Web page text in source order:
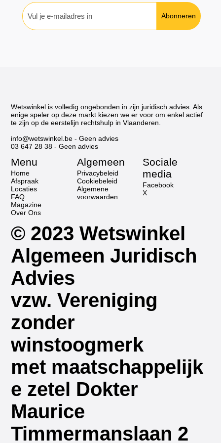
Abonneren
© 2023 Wetswinkel
Algemeen Juridisch
Advies
vzw. Vereniging
zonder
winstoogmerk
met maatschappelijk
e zetel Dokter
Maurice
Timmermanslaan 2
Wetswinkel is volledig ongebonden in zijn juridisch advies. Als
enige speler op deze markt kiezen we er voor om enkel actief
te zijn op de eerstelijn rechtshulp in Vlaanderen.
info@wetswinkel.be - Geen advies
03 647 28 38 - Geen advies
Algemeen
Privacybeleid
Cookiebeleid
Algemene
voorwaarden
Sociale
media
Facebook
X
Menu
Home
Afspraak
Locaties
FAQ
Magazine
Over Ons